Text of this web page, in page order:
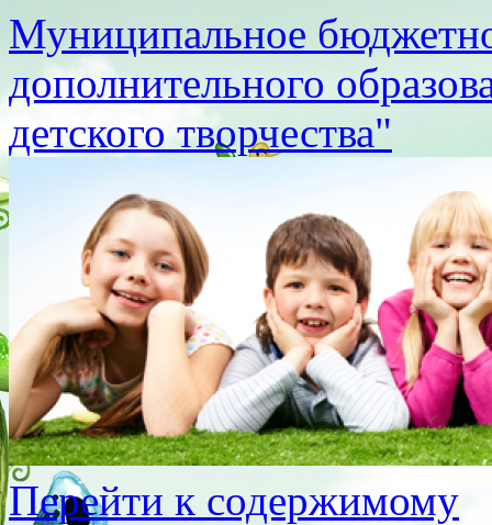
Муниципальное
дополнительного
детского творчества"
Перейти к содержимому